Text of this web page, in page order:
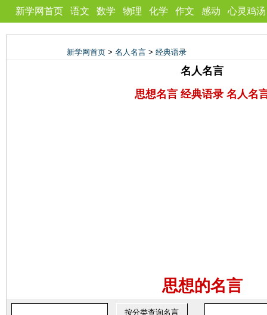
新学网首页 语文 数学 物理 化学 作文 感动 心灵鸡汤
新学网首页 > 名人名言 > 经典语录
名人名言
思想名言 经典语录 名人名
思想的名言